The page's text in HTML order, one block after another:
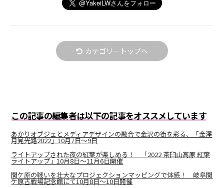
カテゴリートップへ
この記事の編集者は以下の記事をオススメしています
あかりオブジェとメディアデザインの融合で金沢の街を彩る、「金澤
月見光路2022」10月7日～9日
ライトアップされた夜の紅葉が楽しめる！ 「2022 茶臼山高原 紅葉
ライトアップ」10月8日〜11月6日開催
関ケ原の戦いを壮大なプロジェクションマッピングで体感！ 岐阜関
ケ原古戦場記念館にて10月8日～10日開催